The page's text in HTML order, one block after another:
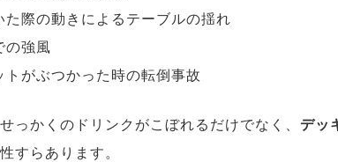
た際の動きによるテーブルの揺れ
の強風
トがぶつかった時の転倒事故
っかくのドリンクがこぼれるだけでなく、 デッ
すらあります。